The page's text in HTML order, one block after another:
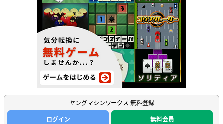
ヤングマシンワークス 無料登録
ログイン
無料会員